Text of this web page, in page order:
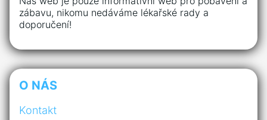
zábavu, nikomu nedáváme lékařské rady a
doporučení!
O NÁS
Kontakt